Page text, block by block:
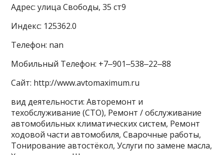
Адрес: улица Свободы, 35 ст9
Индекс: 125362.0
Телефон: nan
Мобильный Телефон: +7‒901‒538‒22‒88
Сайт: http://www.avtomaximum.ru
вид деятельности: Авторемонт и
техобслуживание (СТО), Ремонт / обслуживание
автомобильных климатических систем, Ремонт
ходовой части автомобиля, Сварочные работы,
Тонирование автостёкол, Услуги по замене масла,